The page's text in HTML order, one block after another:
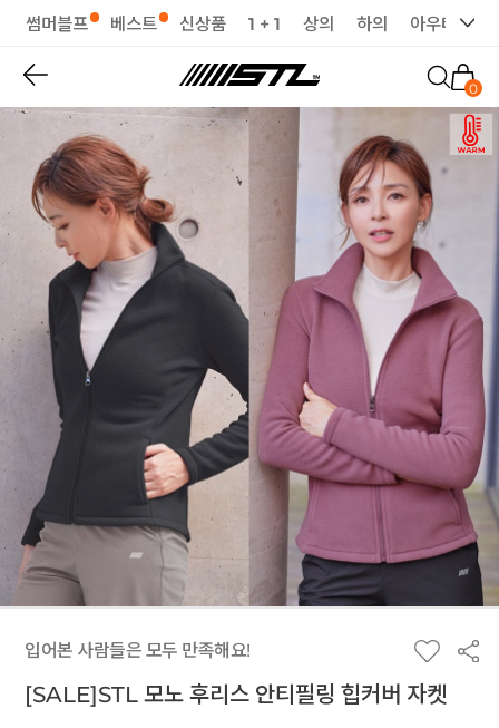
썸머블프 베스트 신상품 1 + 1 상의 하의 아우터
0
입어본 사람들은 모두 만족해요!
[SALE]STL 모노 후리스 안티필링 힙커버 자켓